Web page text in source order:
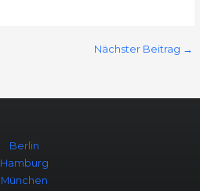
Nächster Beitrag →
Berlin
Hamburg
München